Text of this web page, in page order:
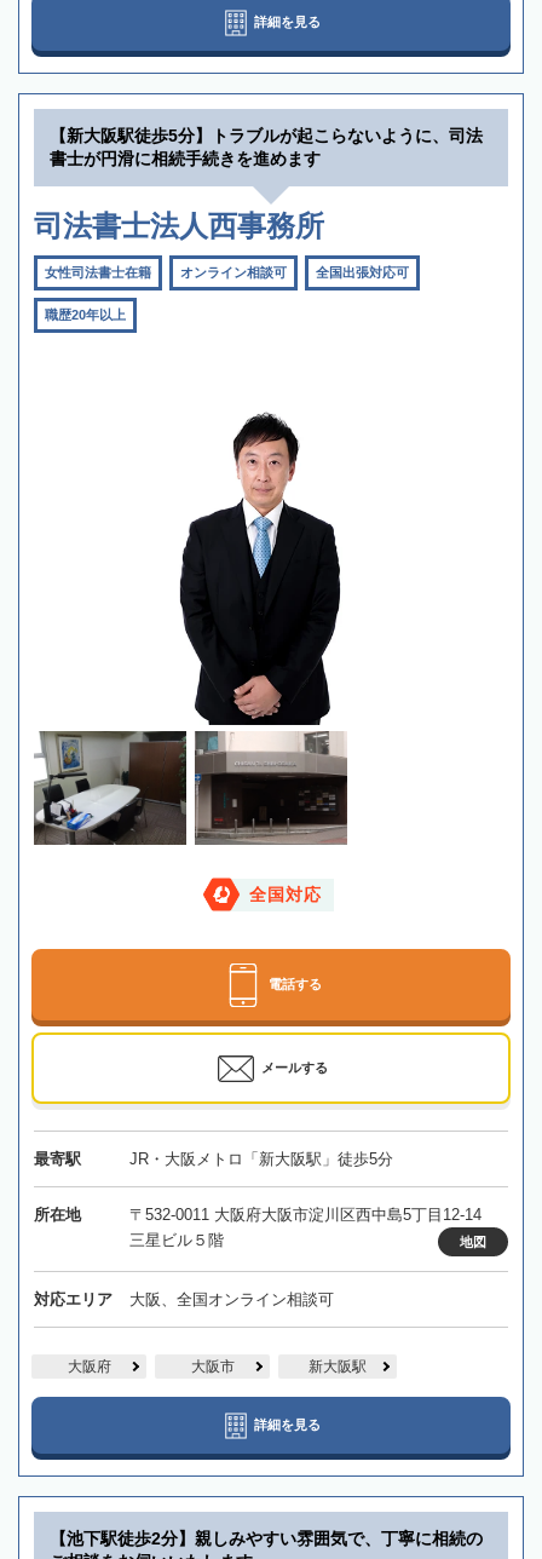
詳細を見る
【新大阪駅徒歩5分】トラブルが起こらないように、司法
書士が円滑に相続手続きを進めます
司法書士法人西事務所
女性司法書士在籍 オンライン相談可 全国出張対応可
職歴20年以上
全国対応
電話する
メールする
最寄駅 JR・大阪メトロ「新大阪駅」徒歩5分
所在地
〒532-0011 大阪府大阪市淀川区西中島5丁目12-14
三星ビル５階
地図
対応エリア 大阪、全国オンライン相談可
大阪府 大阪市 新大阪駅
詳細を見る
【池下駅徒歩2分】親しみやすい雰囲気で、丁寧に相続の